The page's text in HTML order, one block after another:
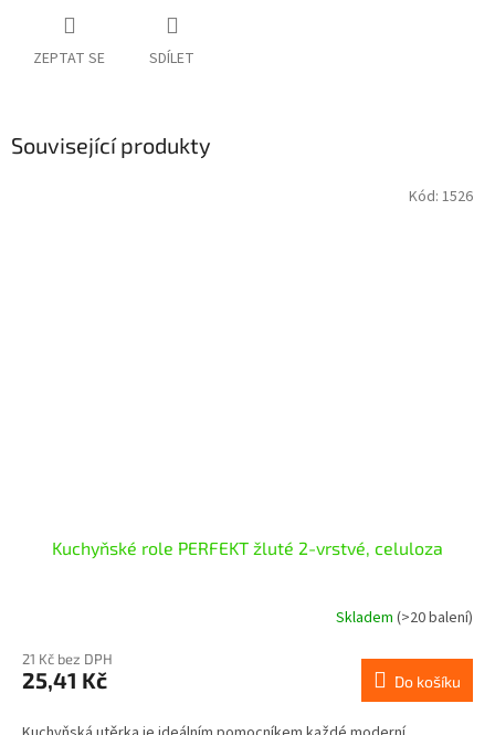
ZEPTAT SE SDÍLET
Související produkty
Kuchyňské role PERFEKT žluté 2-vrstvé, celuloza
Skladem (>20 balení)
21 Kč bez DPH
25,41 Kč Do košíku
Kód: 1526